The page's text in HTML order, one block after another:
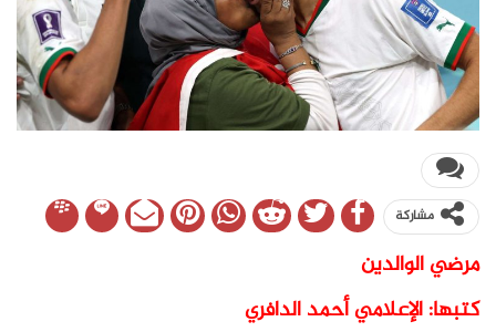
مشاركة
مرضي الوالدين
كتبها: الإعلامي أحمد الدافري